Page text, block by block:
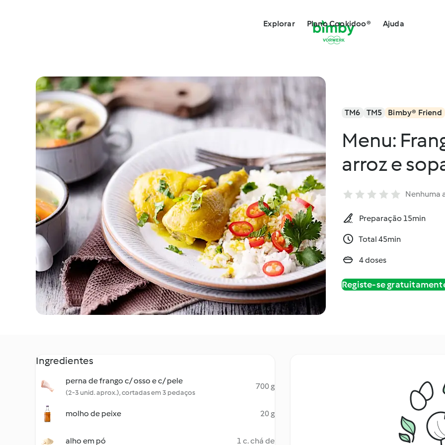
Explorar Plano Cookidoo® Ajuda
TM6 TM5 Bimby® Friend
Menu:
arroz e
Nenhuma
Preparação 15min
Total 45min
4 doses
Registe-se
Ingredientes
perna de frango c/ osso e c/ pele
(2-3 unid. aprox.), cortadas em 3 pedaços
700 g
molho de peixe 20 g
alho em pó 1 c. chá de